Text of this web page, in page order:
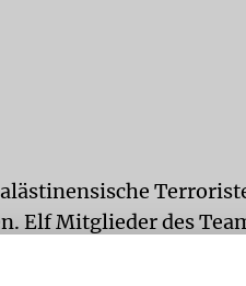
Elf Mitglieder des